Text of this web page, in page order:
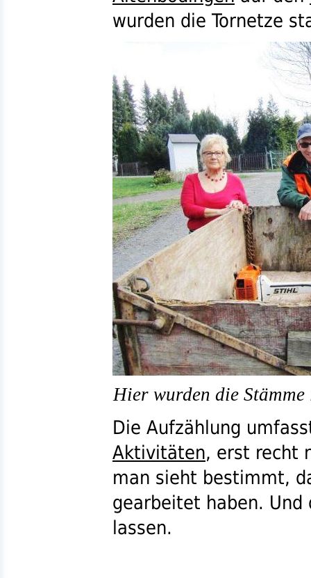
wurden die Tornetze
Hier wurden die
Die Aufzählung
Aktivitäten, erst recht
man sieht bestimmt,
gearbeitet haben. Und
lassen.